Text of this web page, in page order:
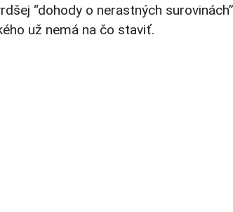
“dohody o nerastných
už nemá na čo staviť.